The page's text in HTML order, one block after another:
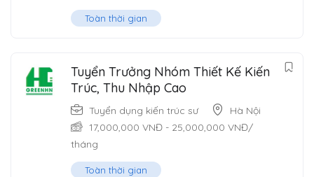
Toàn thời gian
Tuyển Trưởng Nhóm Thiết Kế Kiến
Trúc, Thu Nhập Cao
Tuyển dụng kiến trúc sư
Hà Nội
17,000,000 VNĐ - 25,000,000 VNĐ/
tháng
Toàn thời gian